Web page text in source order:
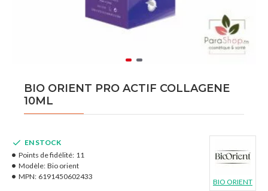
BIO ORIENT PRO ACTIF COLLAGENE
10ML
EN STOCK
Points de fidélité: 11
Modèle: Bio orient
MPN: 6191450602433
BIO ORIENT